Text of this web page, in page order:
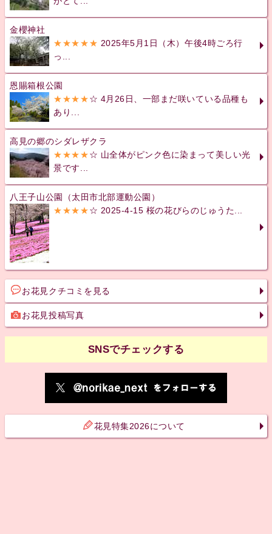
金櫻神社
★★★★★ 2025年5月1日（木）午後4時ごろ行
っ...
恩賜箱根公園
★★★★☆ 4月26日、一部まだ咲いている品種も
あり...
高見の郷のシダレザクラ
★★★★☆ 山全体がピンク色に染まって美しい光
景です...
八王子山公園（太田市北部運動公園）
★★★★☆ 2025-4-15 桜の花びらのじゅうた...
お花見クチコミを見る
お花見投稿写真
SNSでチェックする
花見特集2026について